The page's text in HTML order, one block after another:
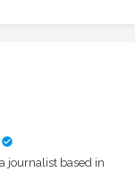
journalist based in